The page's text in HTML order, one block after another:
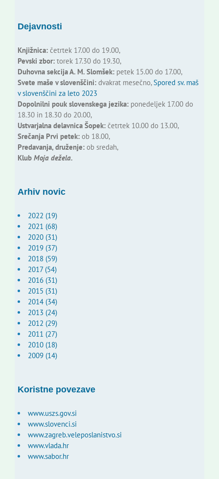
Dejavnosti
Knjižnica:četrtek 17.00 do 19.00,
Pevski zbor:torek 17.30 do 19.30,
Duhovna sekcija A. M. Slomšek:petek 15.00 do 17.00,
Svete maše v slovenščini:dvakrat mesečno,Spored sv. maš
v slovenščini za leto 2023
Dopolnilni pouk slovenskega jezika:ponedeljek 17.00 do
18.30 in 18.30 do 20.00,
Ustvarjalna delavnica Šopek:četrtek 10.00 do 13.00,
Srečanja Prvi petek:ob 18.00,
Predavanja, druženje:ob sredah,
Klub Moja dežela.
Arhiv novic
2022 (19)
2021 (68)
2020 (31)
2019 (37)
2018 (59)
2017 (54)
2016 (31)
2015 (31)
2014 (34)
2013 (24)
2012 (29)
2011 (27)
2010 (18)
2009 (14)
Koristne povezave
www.uszs.gov.si
www.slovenci.si
www.zagreb.veleposlanistvo.si
www.vlada.hr
www.sabor.hr